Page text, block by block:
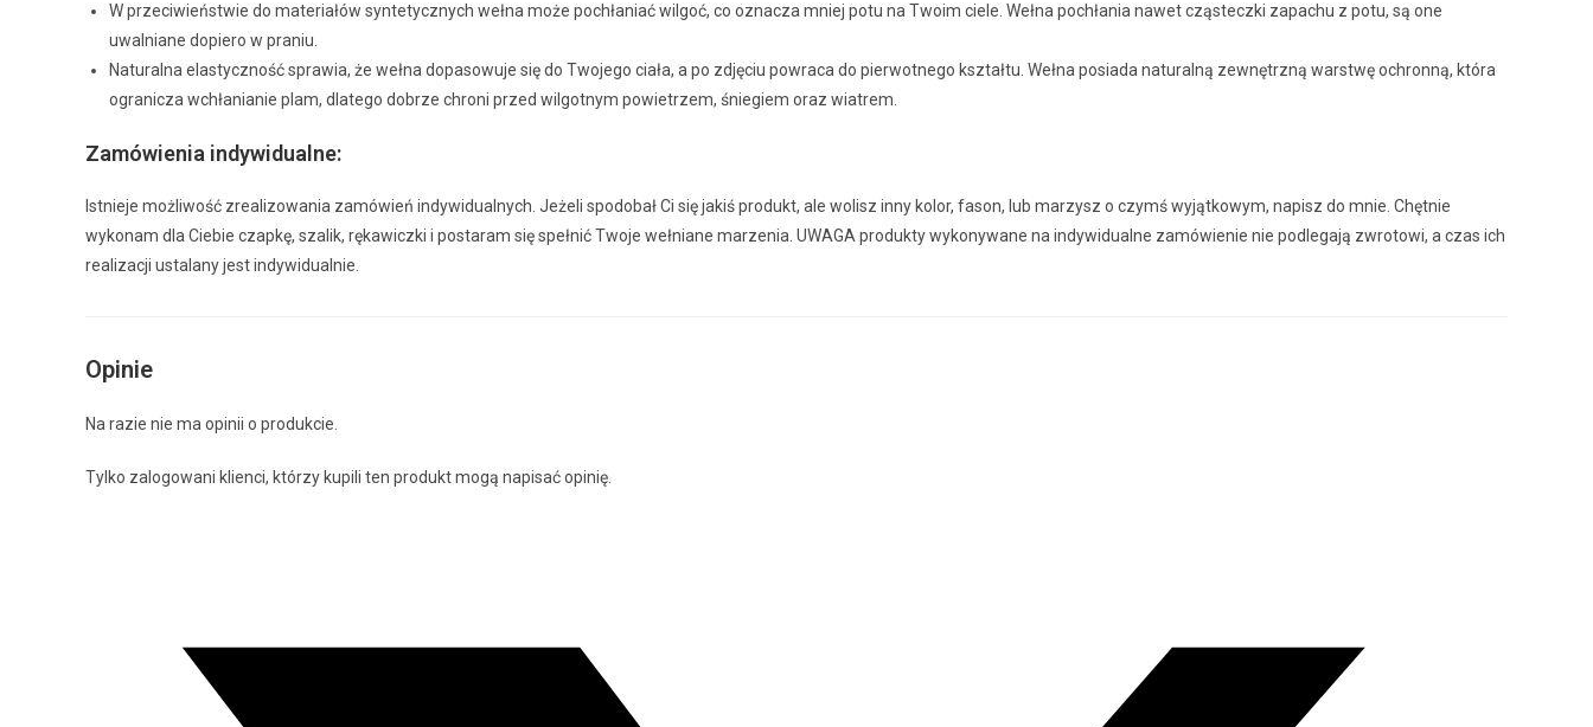
W przeciwieństwie do materiałów syntetycznych wełna może pochłaniać wilgoć, co oznacza mniej potu na Twoim ciele. Wełna pochłania nawet cząsteczki zapachu z potu, są one
uwalniane dopiero w praniu.
Naturalna elastyczność sprawia, że wełna dopasowuje się do Twojego ciała, a po zdjęciu powraca do pierwotnego kształtu. Wełna posiada naturalną zewnętrzną warstwę ochronną, która
ogranicza wchłanianie plam, dlatego dobrze chroni przed wilgotnym powietrzem, śniegiem oraz wiatrem.
Zamówienia indywidualne:
Istnieje możliwość zrealizowania zamówień indywidualnych. Jeżeli spodobał Ci się jakiś produkt, ale wolisz inny kolor, fason, lub marzysz o czymś wyjątkowym, napisz do mnie. Chętnie
wykonam dla Ciebie czapkę, szalik, rękawiczki i postaram się spełnić Twoje wełniane marzenia. UWAGA produkty wykonywane na indywidualne zamówienie nie podlegają zwrotowi, a czas ich
realizacji ustalany jest indywidualnie.
Opinie
Na razie nie ma opinii o produkcie.
Tylko zalogowani klienci, którzy kupili ten produkt mogą napisać opinię.